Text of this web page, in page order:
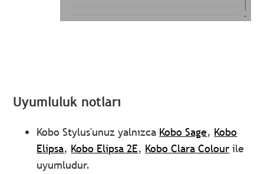
Uyumluluk notları
Kobo Stylus'unuz yalnızca Kobo Sage, Kobo
Elipsa, Kobo Elipsa 2E, Kobo Clara Colour ile
uyumludur.